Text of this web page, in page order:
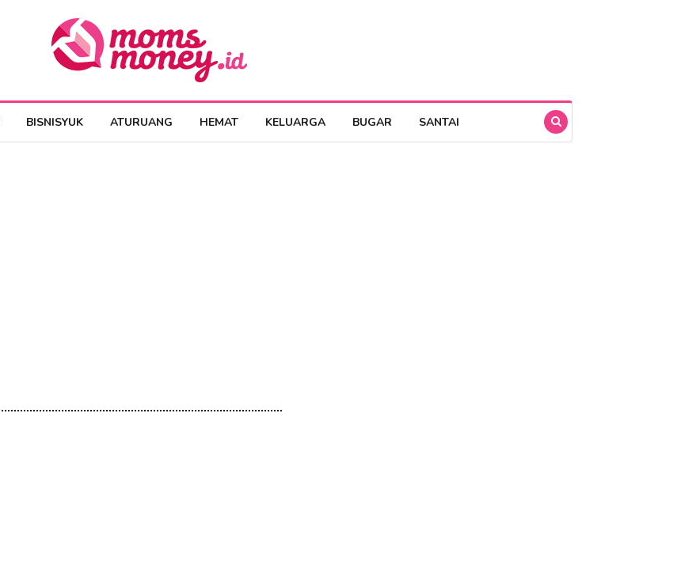
BISNISYUK ATURUANG HEMAT KELUARGA BUGAR SANTAI